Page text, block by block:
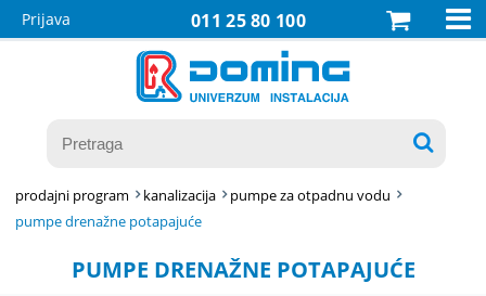
011 25 80 100
Prijava 

prodajni program kanalizacija
pumpe za otpadnu vodu
pumpe drenažne potapajuće
PUMPE DRENAŽNE POTAPAJUĆE